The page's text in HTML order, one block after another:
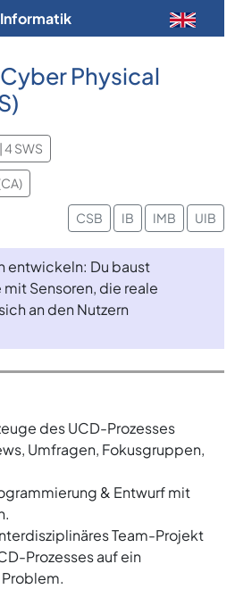
Physical
4 SWS
CSB IB IMB UIB
entwickeln: Du baust
Sensoren, die reale
an den Nutzern
des UCD-Prozesses
Umfragen, Fokusgruppen,
& Entwurf mit
Team-Projekt
Prozesses auf ein